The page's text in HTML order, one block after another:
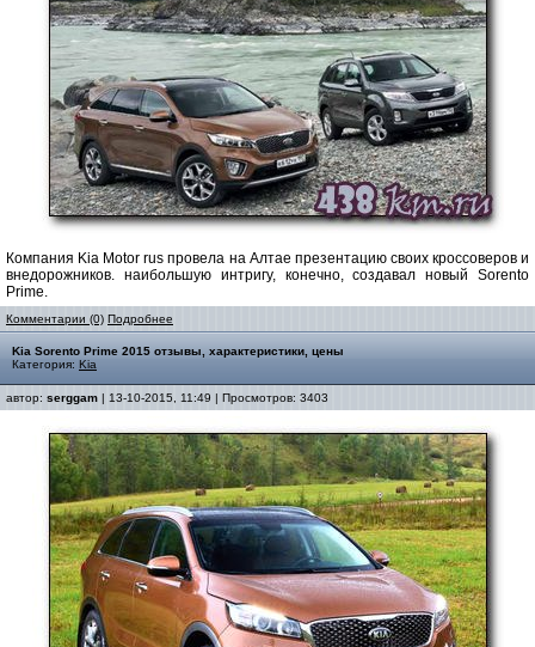
Компания Kia Motor rus провела на Алтае презентацию своих кроссоверов и
внедорожников. наибольшую интригу, конечно, создавал новый Sorento
Prime.
Комментарии (0) Подробнее
Kia Sorento Prime 2015 отзывы, характеристики, цены
Категория: Kia
автор: serggam | 13-10-2015, 11:49 | Просмотров: 3403